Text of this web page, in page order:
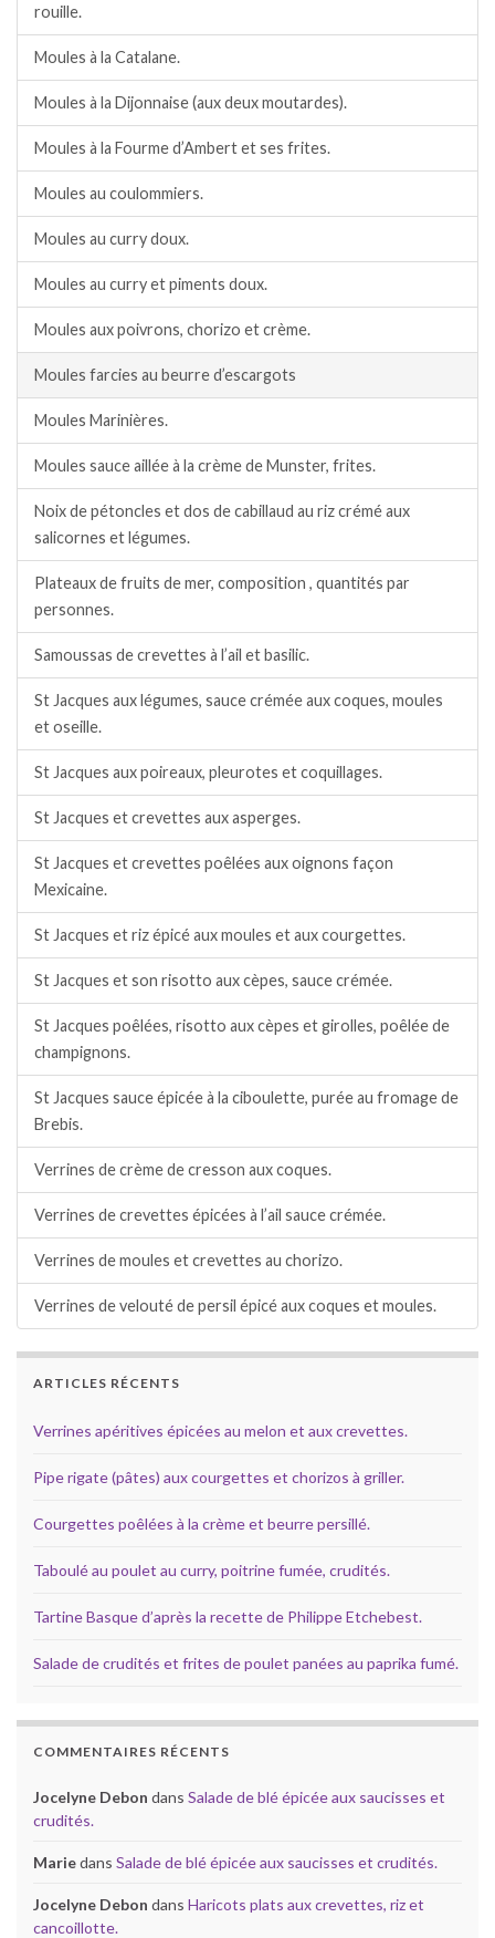
rouille.
Moules à la Catalane.
Moules à la Dijonnaise (aux deux moutardes).
Moules à la Fourme d’Ambert et ses frites.
Moules au coulommiers.
Moules au curry doux.
Moules au curry et piments doux.
Moules aux poivrons, chorizo et crème.
Moules farcies au beurre d’escargots
Moules Marinières.
Moules sauce aillée à la crème de Munster, frites.
Noix de pétoncles et dos de cabillaud au riz crémé aux
salicornes et légumes.
Plateaux de fruits de mer, composition , quantités par
personnes.
Samoussas de crevettes à l’ail et basilic.
St Jacques aux légumes, sauce crémée aux coques, moules
et oseille.
St Jacques aux poireaux, pleurotes et coquillages.
St Jacques et crevettes aux asperges.
St Jacques et crevettes poêlées aux oignons façon
Mexicaine.
St Jacques et riz épicé aux moules et aux courgettes.
St Jacques et son risotto aux cèpes, sauce crémée.
St Jacques poêlées, risotto aux cèpes et girolles, poêlée de
champignons.
St Jacques sauce épicée à la ciboulette, purée au fromage de
Brebis.
Verrines de crème de cresson aux coques.
Verrines de crevettes épicées à l’ail sauce crémée.
Verrines de moules et crevettes au chorizo.
Verrines de velouté de persil épicé aux coques et moules.
ARTICLES RÉCENTS
Verrines apéritives épicées au melon et aux crevettes.
Pipe rigate (pâtes) aux courgettes et chorizos à griller.
Courgettes poêlées à la crème et beurre persillé.
Taboulé au poulet au curry, poitrine fumée, crudités.
Tartine Basque d’après la recette de Philippe Etchebest.
Salade de crudités et frites de poulet panées au paprika fumé.
COMMENTAIRES RÉCENTS
Jocelyne Debon dans Salade de blé épicée aux saucisses et
crudités.
Mariedans Salade de blé épicée aux saucisses et crudités.
Jocelyne Debon dans Haricots plats aux crevettes, riz et
cancoillotte.